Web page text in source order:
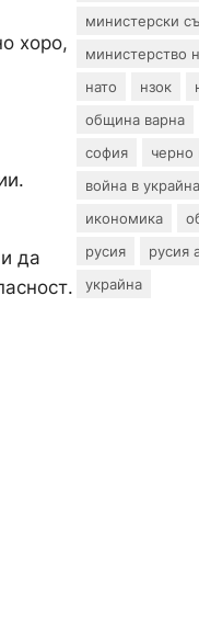
хоро,
да
министерски
министерство
нато
нзок
община варна
софия
черно
война в украйна
икономика
русия
русия
украйна